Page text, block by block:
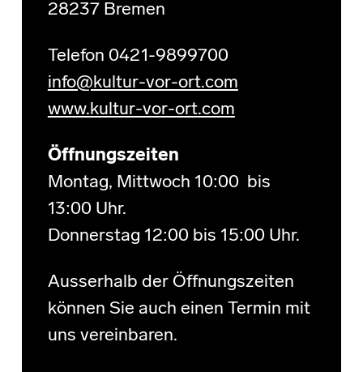
28237 Bremen
Telefon 0421-9899700
info@kultur-vor-ort.com
www.kultur-vor-ort.com
Öffnungszeiten
Montag, Mittwoch 10:00 bis
13:00 Uhr.
Donnerstag 12:00 bis 15:00 Uhr.
Ausserhalb der Öffnungszeiten
können Sie auch einen Termin mit
uns vereinbaren.